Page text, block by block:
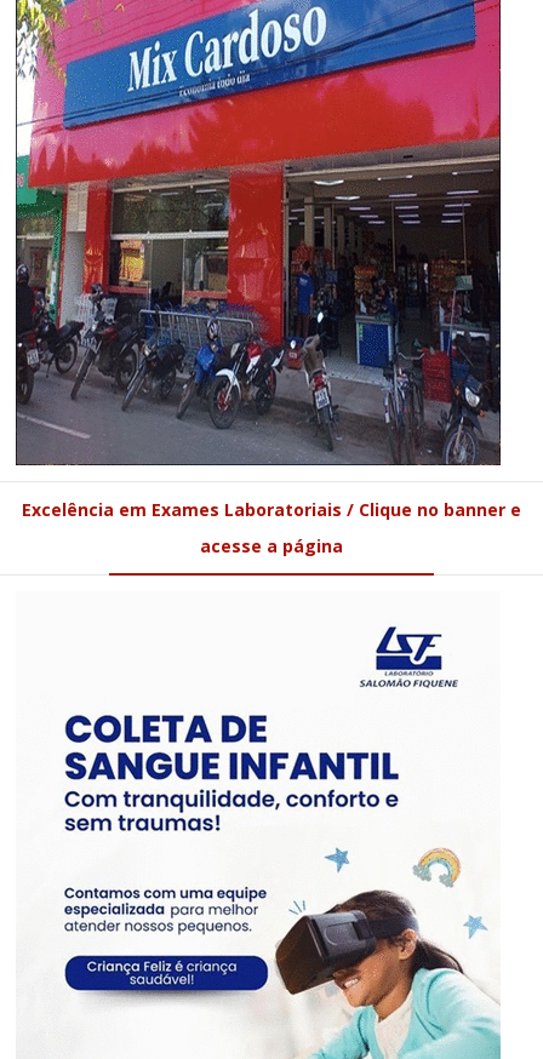
Excelência em Exames Laboratoriais / Clique no banner e
acesse a página